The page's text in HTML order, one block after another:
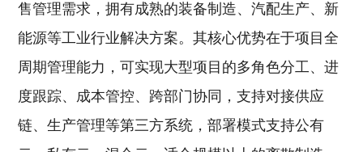
售管理需求，拥有成熟的装备制造、汽配生产、新
能源等工业行业解决方案。其核心优势在于项目全
周期管理能力，可实现大型项目的多角色分工、进
度跟踪、成本管控、跨部门协同，支持对接供应
链、生产管理等第三方系统，部署模式支持公有